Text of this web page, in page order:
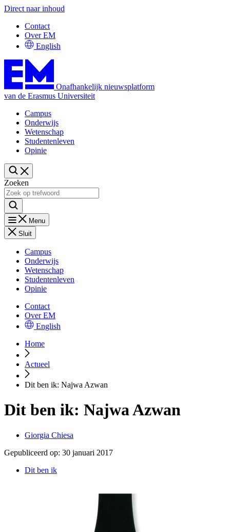
Direct naar inhoud
Contact
Over EM
English
Onafhankelijk nieuwsplatform
van de Erasmus Universiteit
Campus
Onderwijs
Wetenschap
Studentenleven
Opinie
Zoeken
Menu
Sluit
Campus
Onderwijs
Wetenschap
Studentenleven
Opinie
Contact
Over EM
English
Home
Actueel
Dit ben ik: Najwa Azwan
Dit ben ik: Najwa Azwan
Giorgia Chiesa
Gepubliceerd op: 30 januari 2017
Dit ben ik